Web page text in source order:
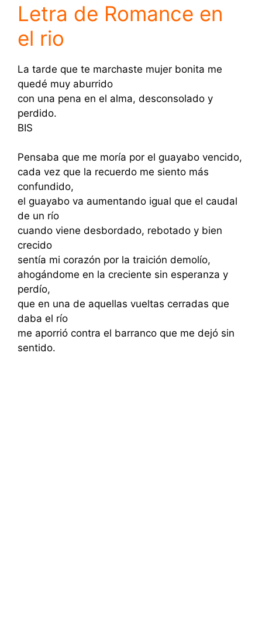
Letra de Romance en
el rio
La tarde que te marchaste mujer bonita me
quedé muy aburrido
con una pena en el alma, desconsolado y
perdido.
BIS
Pensaba que me moría por el guayabo vencido,
cada vez que la recuerdo me siento más
confundido,
el guayabo va aumentando igual que el caudal
de un río
cuando viene desbordado, rebotado y bien
crecido
sentía mi corazón por la traición demolío,
ahogándome en la creciente sin esperanza y
perdío,
que en una de aquellas vueltas cerradas que
daba el río
me aporrió contra el barranco que me dejó sin
sentido.